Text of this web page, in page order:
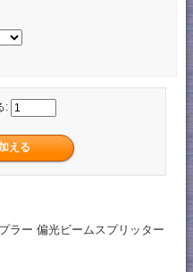
:
ラー 偏光ビームスプリッター